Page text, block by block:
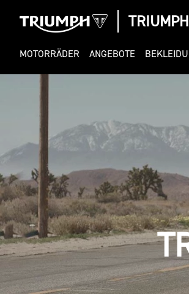
MOTORRÄDER ANGEBOTE